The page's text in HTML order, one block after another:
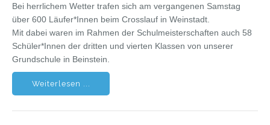
Bei herrlichem Wetter trafen sich am vergangenen Samstag
über 600 Läufer*Innen beim Crosslauf in Weinstadt.
Mit dabei waren im Rahmen der Schulmeisterschaften auch 58
Schüler*Innen der dritten und vierten Klassen von unserer
Grundschule in Beinstein.
Weiterlesen ...